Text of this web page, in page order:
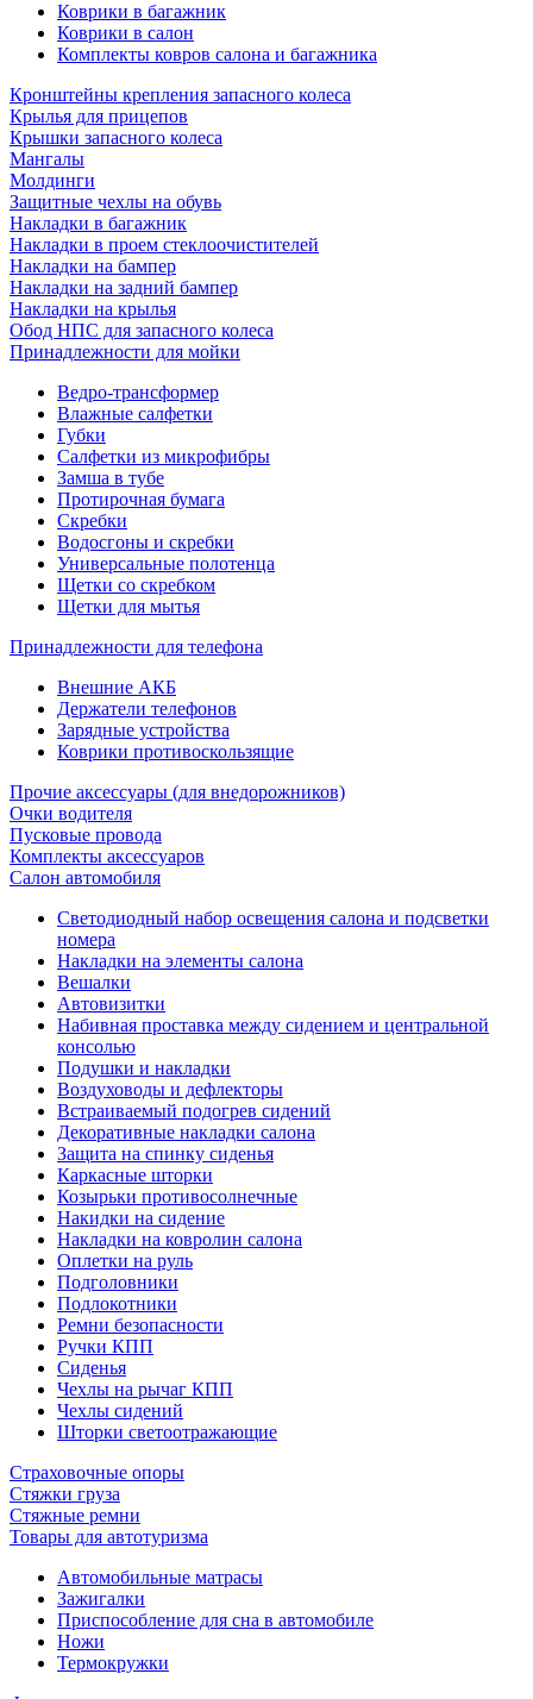
Коврики в багажник
Коврики в салон
Комплекты ковров салона и багажника
Кронштейны крепления запасного колеса
Крылья для прицепов
Крышки запасного колеса
Мангалы
Молдинги
Защитные чехлы на обувь
Накладки в багажник
Накладки в проем стеклоочистителей
Накладки на бампер
Накладки на задний бампер
Накладки на крылья
Обод НПС для запасного колеса
Принадлежности для мойки
Ведро-трансформер
Влажные салфетки
Губки
Салфетки из микрофибры
Замша в тубе
Протирочная бумага
Скребки
Водосгоны и скребки
Универсальные полотенца
Щетки со скребком
Щетки для мытья
Принадлежности для телефона
Внешние АКБ
Держатели телефонов
Зарядные устройства
Коврики противоскользящие
Прочие аксессуары (для внедорожников)
Очки водителя
Пусковые провода
Комплекты аксессуаров
Салон автомобиля
Светодиодный набор освещения салона и подсветки
номера
Накладки на элементы салона
Вешалки
Автовизитки
Набивная проставка между сидением и центральной
консолью
Подушки и накладки
Воздуховоды и дефлекторы
Встраиваемый подогрев сидений
Декоративные накладки салона
Защита на спинку сиденья
Каркасные шторки
Козырьки противосолнечные
Накидки на сидение
Накладки на ковролин салона
Оплетки на руль
Подголовники
Подлокотники
Ремни безопасности
Ручки КПП
Сиденья
Чехлы на рычаг КПП
Чехлы сидений
Шторки светоотражающие
Страховочные опоры
Стяжки груза
Стяжные ремни
Товары для автотуризма
Автомобильные матрасы
Зажигалки
Приспособление для сна в автомобиле
Ножи
Термокружки